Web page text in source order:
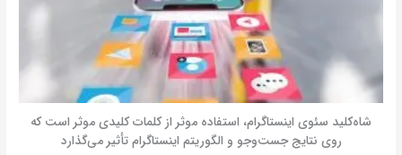
شاه‌کلید سئوی اینستاگرام، استفاده موثر از کلمات کلیدی موثر است که
روی نتایج جست‌وجو و الگوریتم اینستاگرام تأثیر می‌گذارد